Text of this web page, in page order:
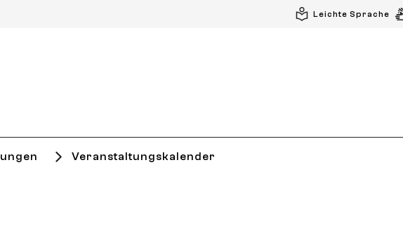
Leichte Sprache
Veranstaltungskalender